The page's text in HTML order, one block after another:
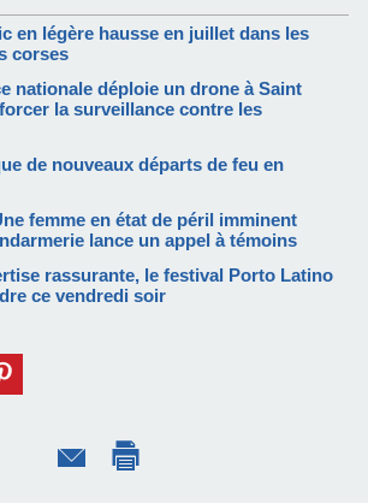
en légère hausse en juillet dans les
corses
nationale déploie un drone à Saint
la surveillance contre les
de nouveaux départs de feu en
femme en état de péril imminent
lance un appel à témoins
rassurante, le festival Porto Latino
ce vendredi soir